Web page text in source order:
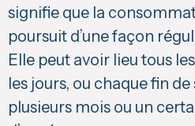
signifie que la
poursuit d’une façon
Elle peut avoir lieu tous
les jours, ou chaque fin
plu­sieurs mois ou un